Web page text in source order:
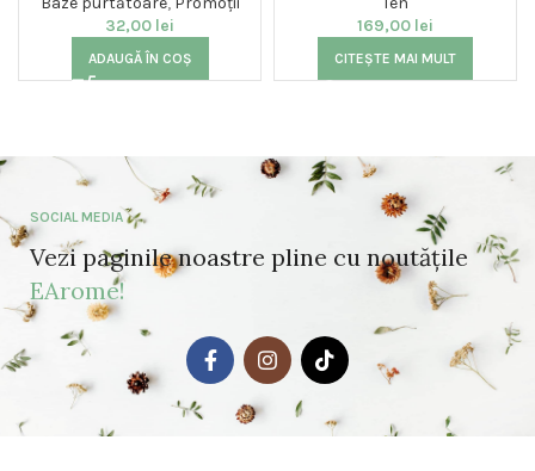
32,00 lei
ADAUGĂ ÎN COȘ
169,00 lei
CITEȘTE MAI MULT
SOCIAL MEDIA
Vezi paginile noastre pline cu noutățile
EArome!